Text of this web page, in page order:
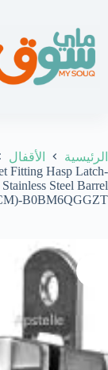
المحتوى
الرئيسية
الأقفال
Fitting Hasp Latch
Steel Barrel
B0BM6QGGZT